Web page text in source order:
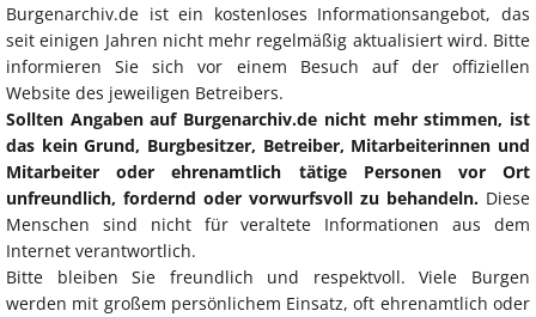
Burgenarchiv.de ist ein kostenloses Informationsangebot, das
seit einigen Jahren nicht mehr regelmäßig aktualisiert wird. Bitte
informieren Sie sich vor einem Besuch auf der offiziellen
Website des jeweiligen Betreibers.
Sollten Angaben auf Burgenarchiv.de nicht mehr stimmen, ist
das kein Grund, Burgbesitzer, Betreiber, Mitarbeiterinnen und
Mitarbeiter oder ehrenamtlich tätige Personen vor Ort
unfreundlich, fordernd oder vorwurfsvoll zu behandeln. Diese
Menschen sind nicht für veraltete Informationen aus dem
Internet verantwortlich.
Bitte bleiben Sie freundlich und respektvoll. Viele Burgen
werden mit großem persönlichem Einsatz, oft ehrenamtlich oder